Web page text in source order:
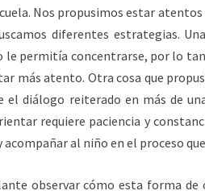
Nos propusimos estar
diferentes estrategias.
permitía concentrarse, por lo
más atento. Otra cosa que
el diálogo reiterado en más de
requiere paciencia y
al niño en el proceso
observar cómo esta forma